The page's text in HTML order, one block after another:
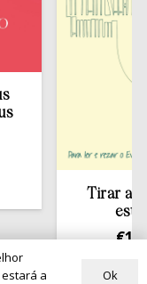
Tirar a Bíblia
estante
€13,50
a
Ok